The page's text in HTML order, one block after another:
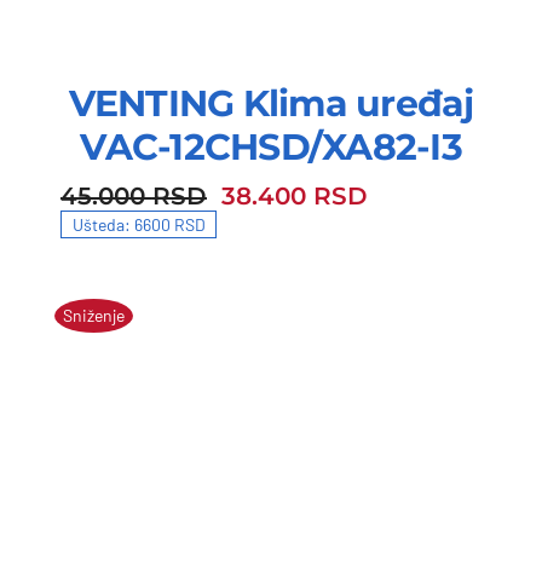
VENTING Klima uređaj
VAC-12CHSD/XA82-I3
45.000RSD
45.000 RSD. 38.400 RSD
38.400 RSD.
Ušteda: 6600 RSD
Sniženje